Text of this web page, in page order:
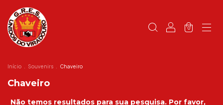
0
Início Souvenirs Chaveiro
Chaveiro
Não temos resultados para sua pesquisa. Por favor,